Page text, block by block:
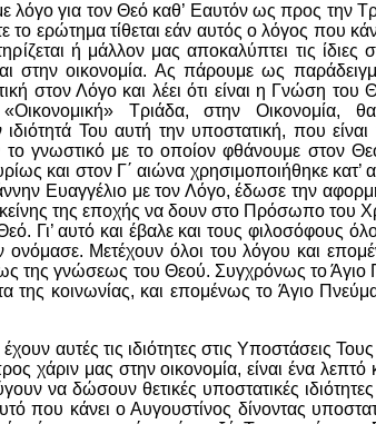
λόγο για τον Θεό καθ’ Εαυτόν ως προς την
το ερώτημα τίθεται εάν αυτός ο λόγος που
ή μάλλον μας αποκαλύπτει τις ίδιες
στην οικονομία. Ας πάρουμε ως
στον Λόγο και λέει ότι είναι η Γνώση του
Τριάδα, στην Οικονομία,
ιδιότητά Του αυτή την υποστατική, που
γνωστικό με το οποίον φθάνουμε στον
και στον Γ΄ αιώνα χρησιμοποιήθηκε κατ’
Ευαγγέλιο με τον Λόγο, έδωσε την
της εποχής να δουν στο Πρόσωπο του
Γι’ αυτό και έβαλε και τους φιλοσόφους
Μετέχουν όλοι του λόγου και
της γνώσεως του Θεού. Συγχρόνως το Άγιο
της κοινωνίας, και επομένως το Άγιο
αυτές τις ιδιότητες στις Υποστάσεις
χάριν μας στην οικονομία, είναι ένα
να δώσουν θετικές υποστατικές
που κάνει ο Αυγουστίνος δίνοντας